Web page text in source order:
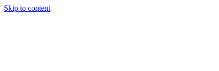
Skip to content